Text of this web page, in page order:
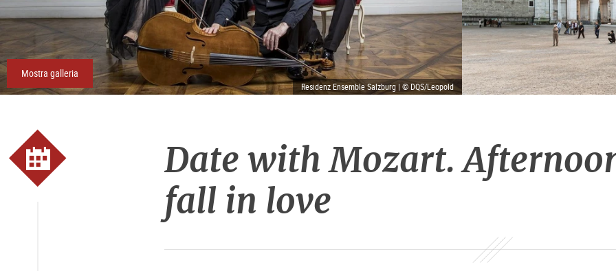
Residenz Ensemble Salzburg | © DQS/Leopold
Mostra galleria
Date with Mozart.
fall in love